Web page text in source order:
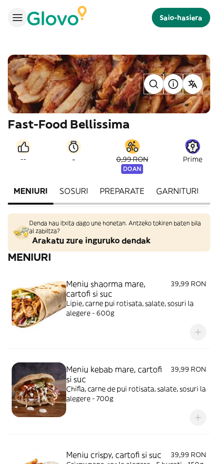
Saio-hasiera
Fast-Food Bellissima
-- - 0,99 RON
DOAN
Prime
MENIURI SOSURI PREPARATE GARNITURI
Denda hau itxita dago une honetan. Antzeko tokiren baten bila
al zabiltza?
Arakatu zure inguruko dendak
MENIURI
Meniu shaorma mare,
cartofi si suc
39,99 RON
Lipie, carne pui rotisata, salate, sosuri la
alegere - 600g
Meniu kebab mare, cartofi
si suc
39,99 RON
Chifla, carne de pui rotisata, salate, sosuri la
alegere - 700g
Meniu crispy, cartofi si suc
39,99 RON